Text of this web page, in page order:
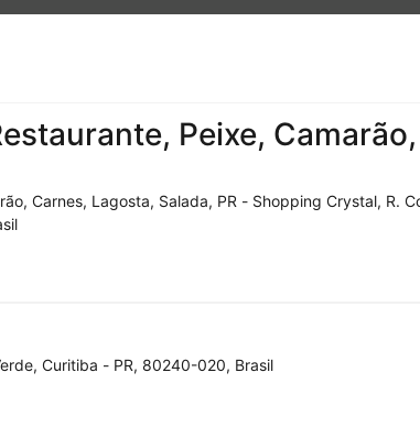
Peixe,
Carnes, Lagosta, Salada, PR - Shopping Crystal, R.
Curitiba - PR, 80240-020, Brasil